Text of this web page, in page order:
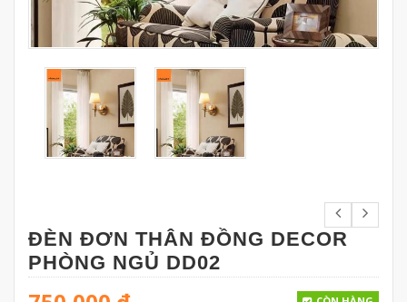
ĐÈN ĐƠN THÂN ĐỒNG DECOR
PHÒNG NGỦ DD02